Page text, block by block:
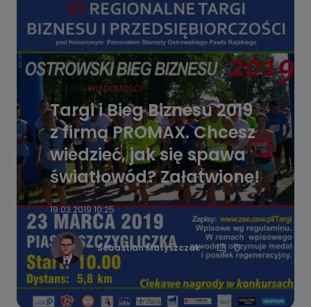
PROMAX WIADOMOŚCI
Targi i Bieg Biznesu 2019
z firmą PROMAX. Chcesz
wiedzieć, jak się spawa
światłowód? Załatwione!
19.03.2019 10:25
Sebastian Matyszczak 0